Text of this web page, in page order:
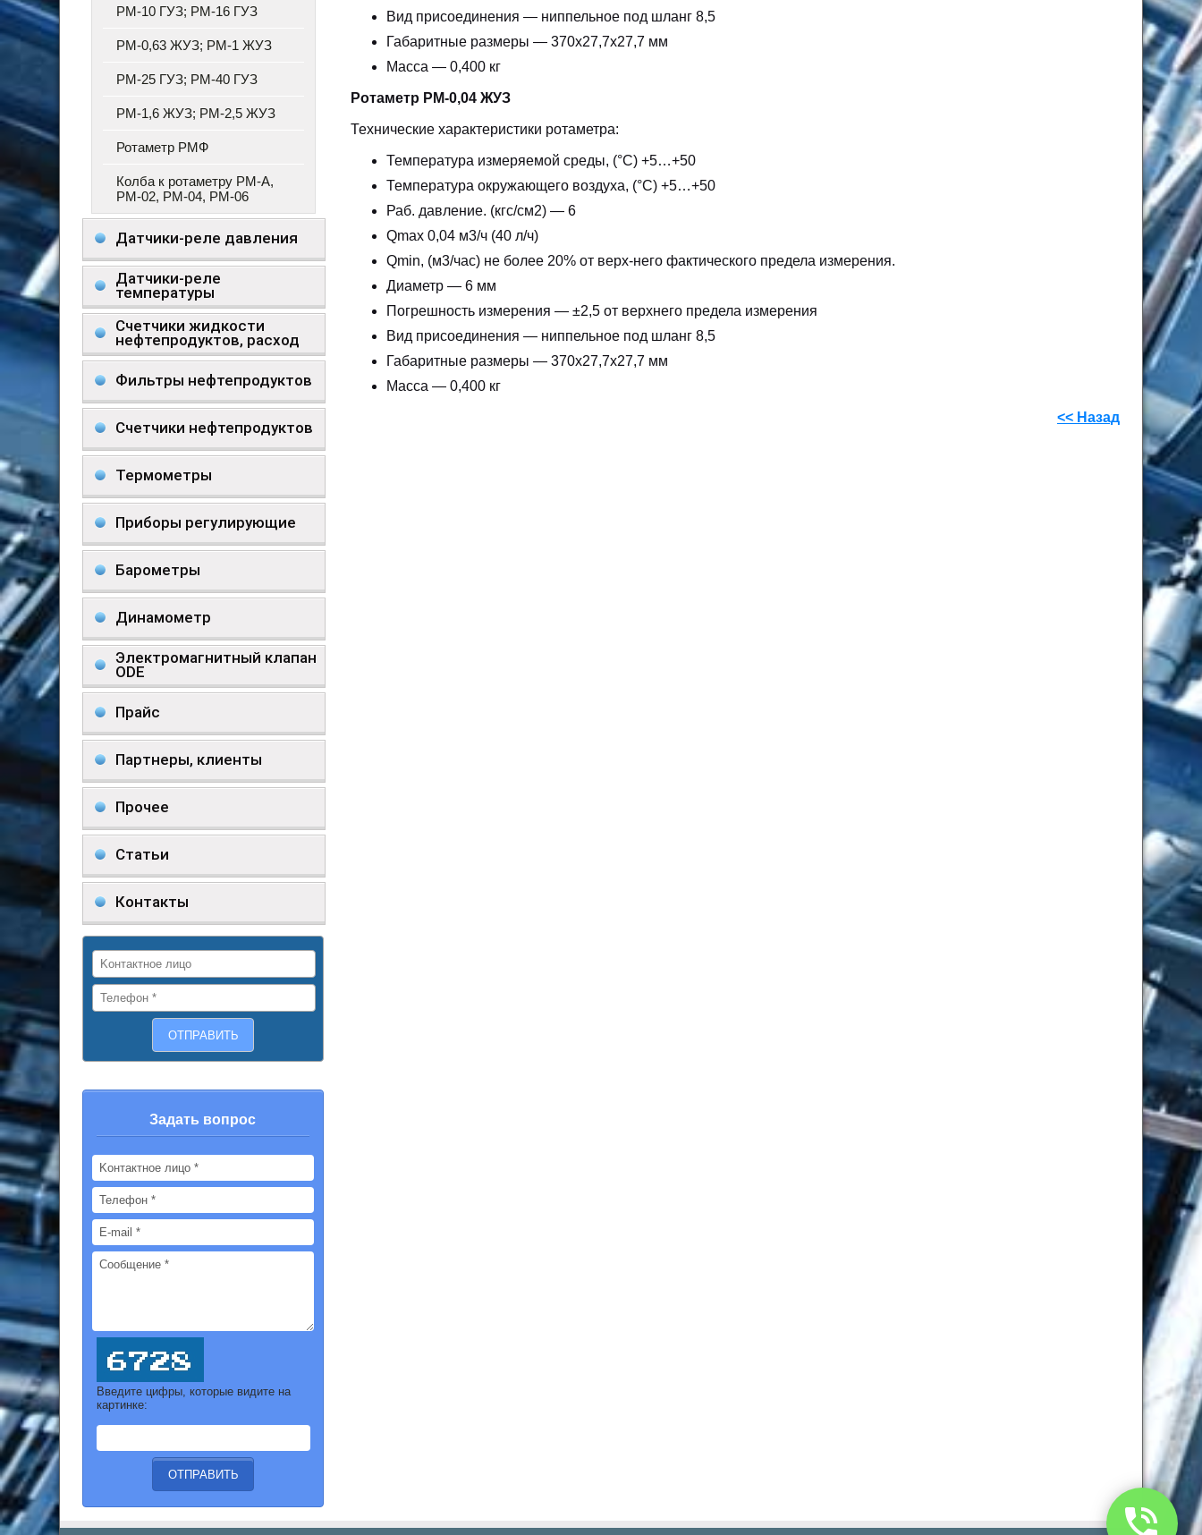
РМ-10 ГУЗ; РМ-16 ГУЗ
РМ-0,63 ЖУЗ; РМ-1 ЖУЗ
РМ-25 ГУЗ; РМ-40 ГУЗ
РМ-1,6 ЖУЗ; РМ-2,5 ЖУЗ
Ротаметр РМФ
Колба к ротаметру РМ-А,
РМ-02, РМ-04, РМ-06
Датчики-реле давления
Датчики-реле
температуры
Счетчики жидкости
нефтепродуктов, расход
Фильтры нефтепродуктов
Счетчики нефтепродуктов
Термометры
Приборы регулирующие
Барометры
Динамометр
Электромагнитный клапан
ODE
Прайс
Партнеры, клиенты
Прочее
Статьи
Контакты
Задать вопрос
Введите цифры, которые видите на
картинке:
Вид присоединения — ниппельное под шланг 8,5
Габаритные размеры — 370х27,7х27,7 мм
Масса — 0,400 кг
Ротаметр РМ-0,04 ЖУЗ
Технические характеристики ротаметра:
Температура измеряемой среды, (°С) +5…+50
Температура окружающего воздуха, (°С) +5…+50
Раб. давление. (кгс/см2) — 6
Qmax 0,04 м3/ч (40 л/ч)
Qmin, (м3/час) не более 20% от верх-него фактического предела измерения.
Диаметр — 6 мм
Погрешность измерения — ±2,5 от верхнего предела измерения
Вид присоединения — ниппельное под шланг 8,5
Габаритные размеры — 370х27,7х27,7 мм
Масса — 0,400 кг
<< Назад